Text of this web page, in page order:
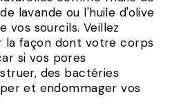
lavande ou l'huile d'olive
vos sourcils. Veillez
la façon dont votre corps
si vos pores
des bactéries
et endommager vos